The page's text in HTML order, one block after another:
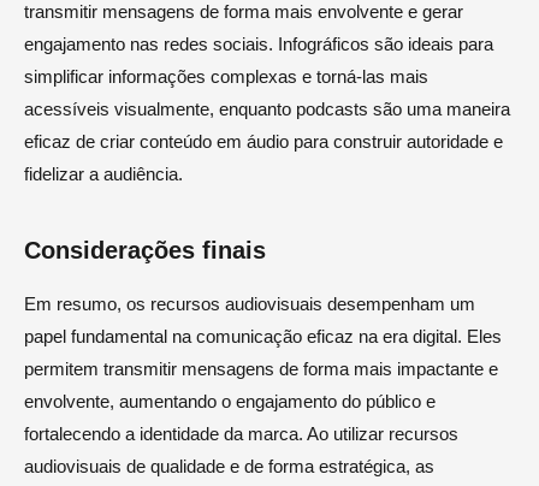
transmitir mensagens de forma mais envolvente e gerar
engajamento nas redes sociais. Infográficos são ideais para
simplificar informações complexas e torná-las mais
acessíveis visualmente, enquanto podcasts são uma maneira
eficaz de criar conteúdo em áudio para construir autoridade e
fidelizar a audiência.
Considerações finais
Em resumo, os recursos audiovisuais desempenham um
papel fundamental na comunicação eficaz na era digital. Eles
permitem transmitir mensagens de forma mais impactante e
envolvente, aumentando o engajamento do público e
fortalecendo a identidade da marca. Ao utilizar recursos
audiovisuais de qualidade e de forma estratégica, as